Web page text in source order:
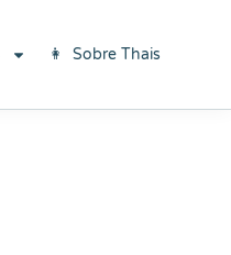
Baixe aqui ×
👩 Sobre Thais